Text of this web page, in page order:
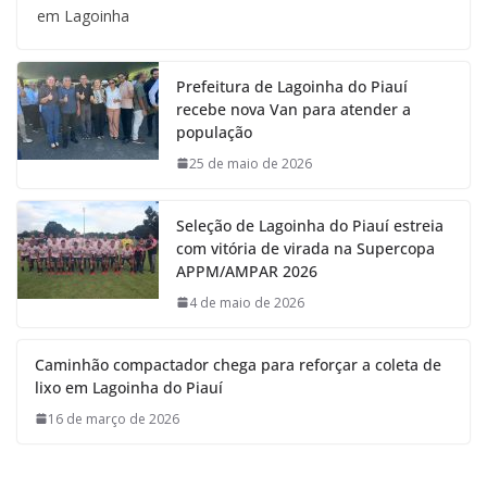
em Lagoinha
Prefeitura de Lagoinha do Piauí
recebe nova Van para atender a
população
25 de maio de 2026
Seleção de Lagoinha do Piauí estreia
com vitória de virada na Supercopa
APPM/AMPAR 2026
4 de maio de 2026
Caminhão compactador chega para reforçar a coleta de
lixo em Lagoinha do Piauí
16 de março de 2026